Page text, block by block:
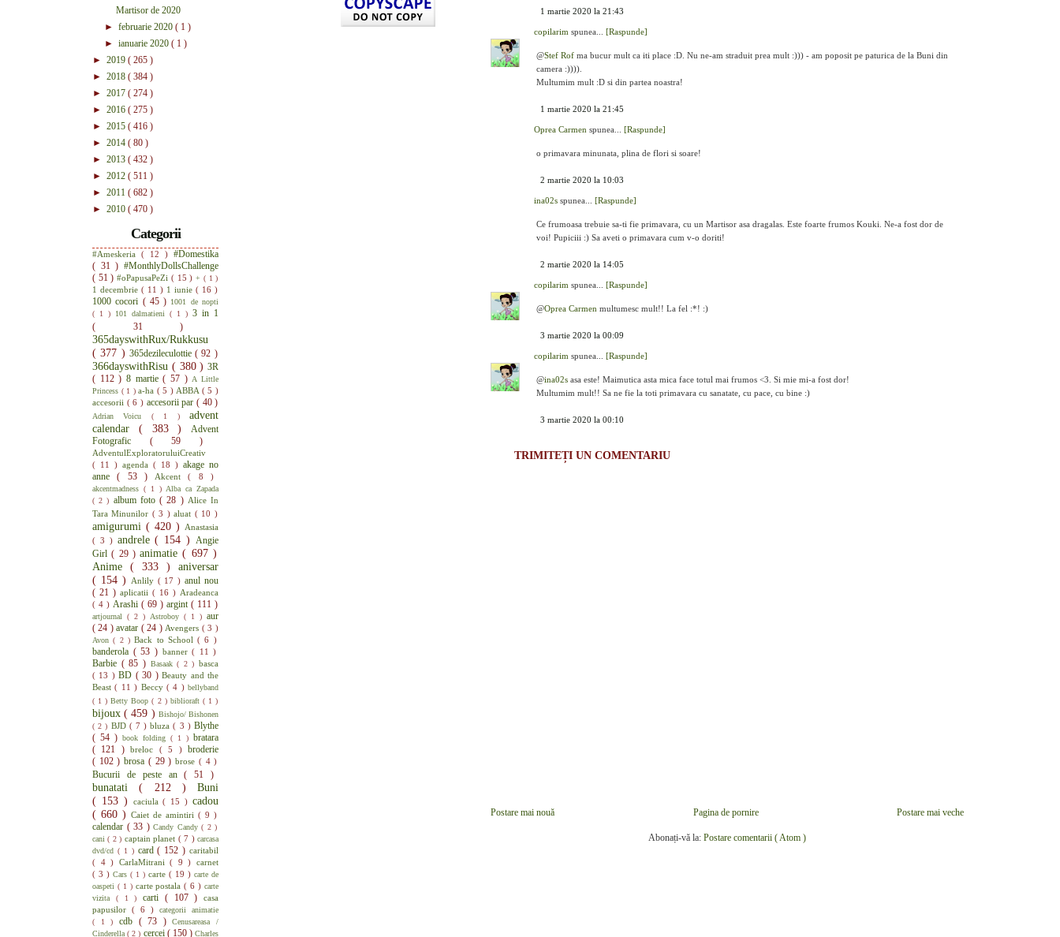
1 martie 2020 la 21:43
copilarim spunea... [Raspunde]
@Stef Rof ma bucur mult ca iti place :D. Nu ne-am straduit prea mult :))) - am poposit pe paturica de la Buni din
camera :)))).
Multumim mult :D si din partea noastra!
1 martie 2020 la 21:45
Oprea Carmen spunea... [Raspunde]
o primavara minunata, plina de flori si soare!
2 martie 2020 la 10:03
ina02s spunea... [Raspunde]
Ce frumoasa trebuie sa-ti fie primavara, cu un Martisor asa dragalas. Este foarte frumos Kouki. Ne-a fost dor de
voi! Pupiciii :) Sa aveti o primavara cum v-o doriti!
2 martie 2020 la 14:05
copilarim spunea... [Raspunde]
@Oprea Carmen multumesc mult!! La fel :*! :)
3 martie 2020 la 00:09
copilarim spunea... [Raspunde]
@ina02s asa este! Maimutica asta mica face totul mai frumos <3. Si mie mi-a fost dor!
Multumim mult!! Sa ne fie la toti primavara cu sanatate, cu pace, cu bine :)
3 martie 2020 la 00:10
TRIMITEȚI UN COMENTARIU
Postare mai nouă Postare mai veche
Pagina de pornire
Abonați-vă la: Postare comentarii ( Atom )
Martisor de 2020
► februarie 2020 ( 1 )
► ianuarie 2020 ( 1 )
► 2019 ( 265 )
► 2018 ( 384 )
► 2017 ( 274 )
► 2016 ( 275 )
► 2015 ( 416 )
► 2014 ( 80 )
► 2013 ( 432 )
► 2012 ( 511 )
► 2011 ( 682 )
► 2010 ( 470 )
Categorii
#Ameskeria ( 12 ) #Domestika
( 31 ) #MonthlyDollsChallenge
( 51 )#oPapusaPeZi ( 15 )+ ( 1 )
1 decembrie ( 11 ) 1 iunie ( 16 )
1000 cocori ( 45 ) 1001 de nopti
( 1 ) 101 dalmatieni ( 1 ) 3 in 1
( 31 )
365dayswithRux/Rukkusu
( 377 ) 365dezileculottie( 92 )
366dayswithRisu ( 380 ) 3R
( 112 ) 8 martie( 57 ) A Little
Princess ( 1 ) a-ha ( 5 ) ABBA ( 5 )
accesorii ( 6 ) accesorii par( 40 )
Adrian Voicu ( 1 )advent
calendar ( 383 )
Advent
Fotografic ( 59 )
AdventulExploratoruluiCreativ
( 11 ) agenda ( 18 ) akage no
anne( 53 ) Akcent( 8 )
akcentmadness ( 1 ) Alba ca Zapada
( 2 ) album foto( 28 ) Alice In
Tara Minunilor ( 3 )aluat ( 10 )
amigurumi ( 420 )
Anastasia
( 3 ) andrele( 154 )
Angie
Girl( 29 ) animatie( 697 )
Anime ( 333 ) aniversar
( 154 )
Anlily ( 17 )anul nou
( 21 ) aplicatii ( 16 ) Aradeanca
( 4 ) Arashi ( 69 ) argint ( 111 )
artjournal ( 2 ) Astroboy ( 1 ) aur
( 24 )avatar ( 24 ) Avengers ( 3 )
Avon( 2 )Back to School( 6 )
banderola ( 53 ) banner( 11 )
Barbie ( 85 ) Basaak( 2 ) basca
( 13 )BD ( 30 )Beauty and the
Beast( 11 ) Beccy ( 4 ) bellyband
( 1 )Betty Boop( 2 ) biblioraft ( 1 )
bijoux( 459 ) Bishojo/ Bishonen
( 2 ) BJD ( 7 )bluza( 3 )Blythe
( 54 ) book folding ( 1 ) bratara
( 121 )breloc ( 5 )broderie
( 102 )brosa ( 29 )brose ( 4 )
Bucurii de peste an( 51 )
bunatati( 212 ) Buni
( 153 )
caciula( 15 )cadou
( 660 ) Caiet de amintiri ( 9 )
calendar ( 33 )Candy Candy( 2 )
cani( 2 ) captain planet ( 7 )carcasa
dvd/cd ( 1 ) card( 152 ) caritabil
( 4 ) CarlaMitrani( 9 )carnet
( 3 ) Cars ( 1 ) carte ( 19 ) carte de
oaspeti ( 1 ) carte postala( 6 )carte
vizita ( 1 ) carti ( 107 ) casa
papusilor ( 6 ) categorii animatie
( 1 ) cdb ( 73 )Cenusareasa /
Cinderella( 2 ) cercei ( 150 ) Charles